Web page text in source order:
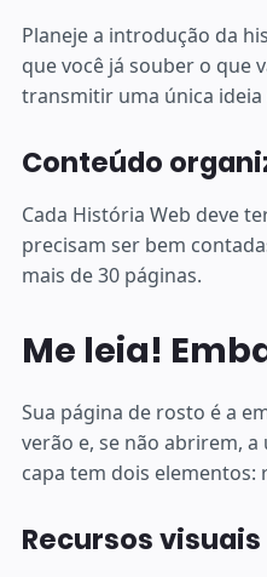
Planeje a introdução da
que você já souber o que
transmitir uma única
Conteúdo
Cada História Web deve
precisam ser bem
mais de 30 páginas.
Me leia!
Sua página de rosto é a
verão e, se não abrirem,
capa tem dois
Recursos visuais